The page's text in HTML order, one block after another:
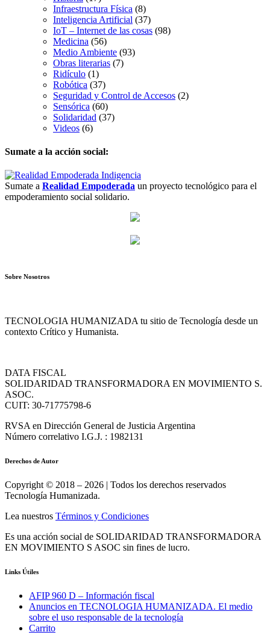
Infraestructura Física (8)
Inteligencia Artificial (37)
IoT – Internet de las cosas (98)
Medicina (56)
Medio Ambiente (93)
Obras literarias (7)
Ridículo (1)
Robótica (37)
Seguridad y Control de Accesos (2)
Sensórica (60)
Solidaridad (37)
Videos (6)
Sumate a la acción social:
Sumate a Realidad Empoderada un proyecto tecnológico para el
empoderamiento social solidario.
Sobre Nosotros
TECNOLOGIA HUMANIZADA tu sitio de Tecnología desde un
contexto Crítico y Humanista.
DATA FISCAL
SOLIDARIDAD TRANSFORMADORA EN MOVIMIENTO S.
ASOC.
CUIT: 30-71775798-6
RVSA en Dirección General de Justicia Argentina
Número correlativo I.G.J. : 1982131
Derechos de Autor
Copyright © 2018 – 2026 | Todos los derechos reservados
Tecnología Humanizada.
Lea nuestros Términos y Condiciones
Es una acción social de SOLIDARIDAD TRANSFORMADORA
EN MOVIMIENTO S ASOC sin fines de lucro.
Links Útiles
AFIP 960 D – Información fiscal
Anuncios en TECNOLOGIA HUMANIZADA. El medio
sobre el uso responsable de la tecnología
Carrito